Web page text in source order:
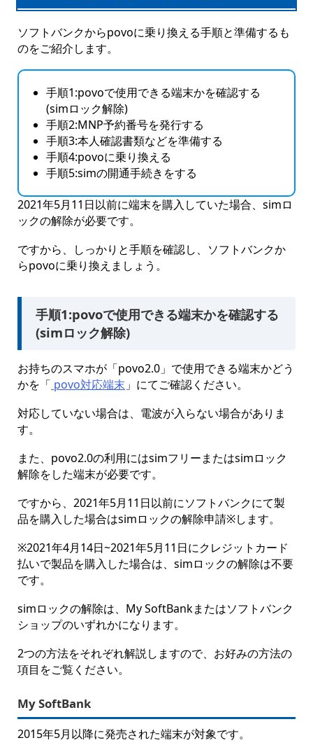
ソフトバンクからpovoに乗り換える手順と準備するも
のをご紹介します。
手順1:povoで使用できる端末かを確認する
(simロック解除)
手順2:MNP予約番号を発行する
手順3:本人確認書類などを準備する
手順4:povoに乗り換える
手順5:simの開通手続きをする
2021年5月11日以前に端末を購入していた場合、simロ
ックの解除が必要です。
ですから、しっかりと手順を確認し、ソフトバンクか
らpovoに乗り換えましょう。
手順1:povoで使用できる端末かを確認する
(simロック解除)
お持ちのスマホが「povo2.0」で使用できる端末かどう
かを「 povo対応端末 」にてご確認ください。
対応していない場合は、電波が入らない場合がありま
す。
また、povo2.0の利用にはsimフリーまたはsimロック
解除をした端末が必要です。
ですから、2021年5月11日以前にソフトバンクにて製
品を購入した場合はsimロックの解除申請※します。
※2021年4月14日~2021年5月11日にクレジットカード
払いで製品を購入した場合は、simロックの解除は不要
です。
simロックの解除は、My SoftBankまたはソフトバンク
ショップのいずれかになります。
2つの方法をそれぞれ解説しますので、お好みの方法の
項目をご覧ください。
My SoftBank
2015年5月以降に発売された端末が対象です。